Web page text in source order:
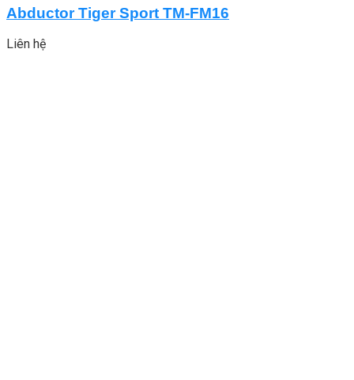
Abductor Tiger Sport TM-FM16
Liên hệ